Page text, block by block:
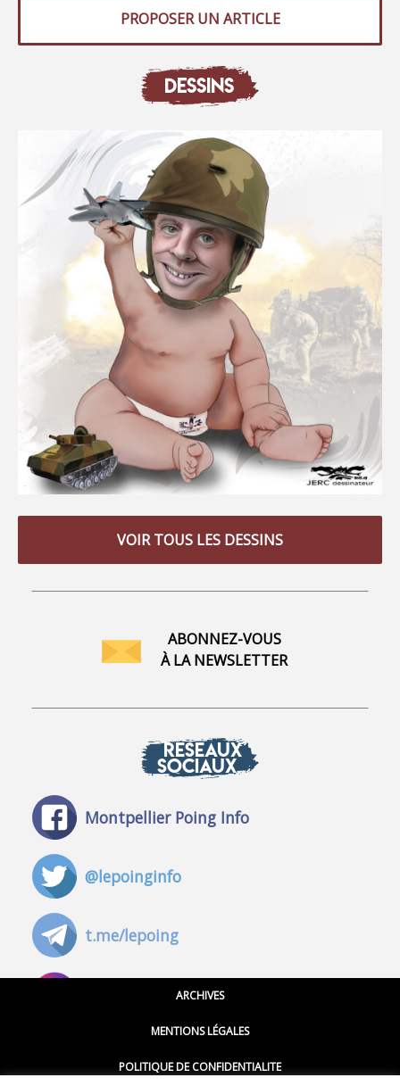
PROPOSER UN ARTICLE
DESSINS
VOIR TOUS LES DESSINS
ABONNEZ-VOUS
À LA NEWSLETTER
RÉSEAUX
SOCIAUX
Montpellier Poing Info
@lepoinginfo
t.me/lepoing
@montpellierpoinginfo
ARCHIVES
MENTIONS LÉGALES
POLITIQUE DE CONFIDENTIALITE